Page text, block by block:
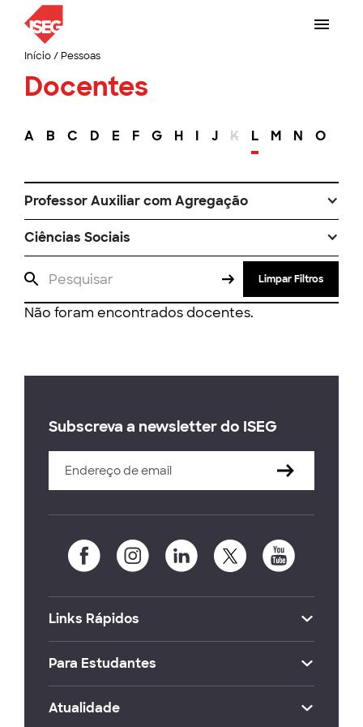
Início/ Pessoas
Docentes
A B C D E F G H I J K L M N O
Professor Auxiliar com Agregação
Ciências Sociais
Limpar Filtros
Não foram encontrados docentes.
Subscreva a newsletter do ISEG
Links Rápidos
Para Estudantes
Atualidade